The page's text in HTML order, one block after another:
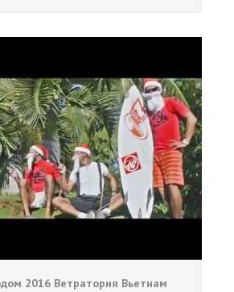
2016 Ветратория Вьетнам